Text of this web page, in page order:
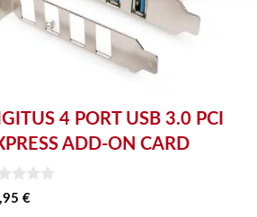
4 PORT USB 3.0 PCI
ADD-ON CARD
€